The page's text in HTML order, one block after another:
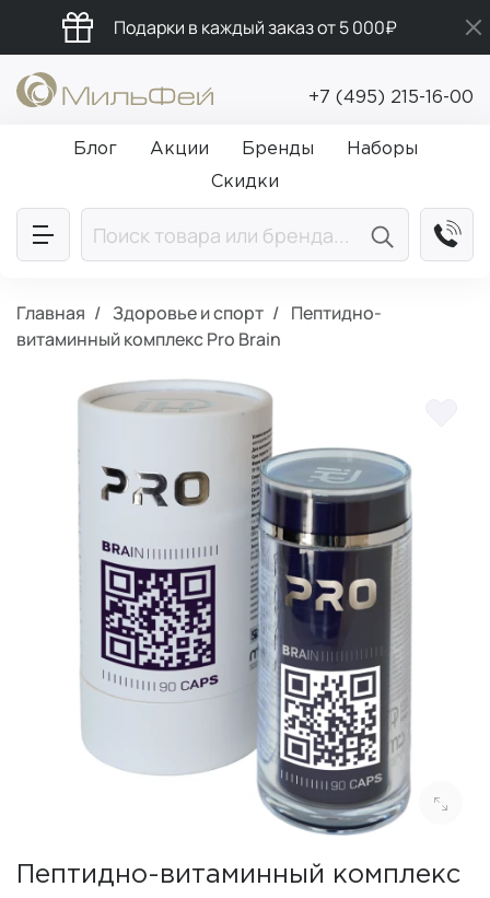
Подарки в каждый заказ от 5 000₽
Промокод ПРИВЕТ
Бесплатная доставка от 5 000₽
+7 (495) 215-16-00
Блог Акции Бренды
Наборы
Скидки
Главная Здоровье и спорт
Пептидно-
витаминный комплекс Pro Brain
Пептидно-витаминный комплекс